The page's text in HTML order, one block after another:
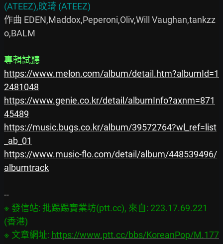
(ATEEZ),旼琦 (ATEEZ)
作曲 EDEN,Maddox,Peperoni,Oliv,Will Vaughan,tankzz
o,BALM
專輯試聽
https://www.melon.com/album/detail.htm?albumId=1
2481048
https://www.genie.co.kr/detail/albumInfo?axnm=871
45489
https://music.bugs.co.kr/album/39572764?wl_ref=list
_ab_01
https://www.music-flo.com/detail/album/448539496/
albumtrack
※ 發信站: 批踢踢實業坊(ptt.cc), 來自: 223.17.69.221
(香港)
※ 文章網址: https://www.ptt.cc/bbs/KoreanPop/M.177